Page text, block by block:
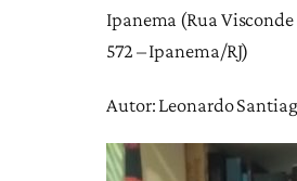
Ipanema (Rua Visconde
572 – Ipanema/RJ)
Autor: Leonardo